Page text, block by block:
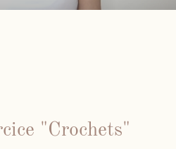
"Crochets"